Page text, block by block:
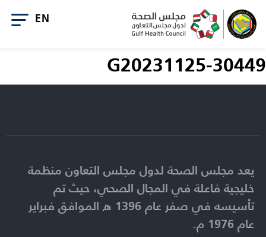
G20231125-30449
يعد مجلس الصحة لدول مجلس التعاون منظمة
خليجية فاعلة في المجال الصحي، حيث تم
تأسيسه في صفر عام 1396 ه الموافق فبراير
عام 1976 م.